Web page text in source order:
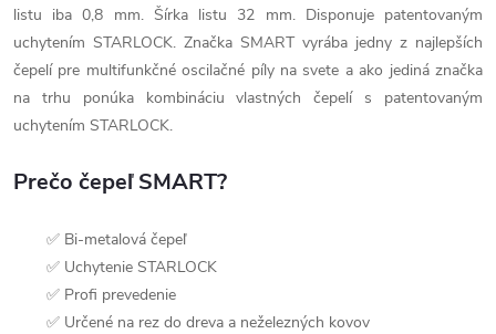
listu iba 0,8 mm. Šírka listu 32 mm. Disponuje patentovaným
uchytením STARLOCK. Značka SMART vyrába jedny z najlepších
čepelí pre multifunkčné oscilačné píly na svete a ako jediná značka
na trhu ponúka kombináciu vlastných čepelí s patentovaným
uchytením STARLOCK.
Prečo čepeľ SMART?
✅ Bi-metalová čepeľ
✅ Uchytenie STARLOCK
✅ Profi prevedenie
✅ Určené na rez do dreva a neželezných kovov